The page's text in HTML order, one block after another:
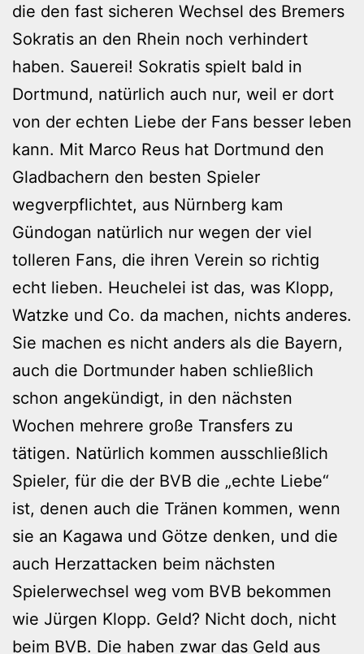
die den fast sicheren Wechsel des Bremers
Sokratis an den Rhein noch verhindert
haben. Sauerei! Sokratis spielt bald in
Dortmund, natürlich auch nur, weil er dort
von der echten Liebe der Fans besser leben
kann. Mit Marco Reus hat Dortmund den
Gladbachern den besten Spieler
wegverpflichtet, aus Nürnberg kam
Gündogan natürlich nur wegen der viel
tolleren Fans, die ihren Verein so richtig
echt lieben. Heuchelei ist das, was Klopp,
Watzke und Co. da machen, nichts anderes.
Sie machen es nicht anders als die Bayern,
auch die Dortmunder haben schließlich
schon angekündigt, in den nächsten
Wochen mehrere große Transfers zu
tätigen. Natürlich kommen ausschließlich
Spieler, für die der BVB die „echte Liebe“
ist, denen auch die Tränen kommen, wenn
sie an Kagawa und Götze denken, und die
auch Herzattacken beim nächsten
Spielerwechsel weg vom BVB bekommen
wie Jürgen Klopp. Geld? Nicht doch, nicht
beim BVB. Die haben zwar das Geld aus